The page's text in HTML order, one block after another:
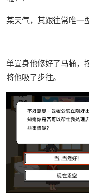
某天气，其跟往常唯一
单置身他修好了马桶，
将他吸了步往。